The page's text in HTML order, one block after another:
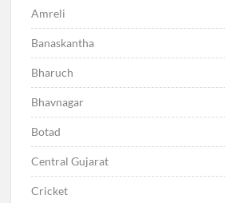
Amreli
Banaskantha
Bharuch
Bhavnagar
Botad
Central Gujarat
Cricket